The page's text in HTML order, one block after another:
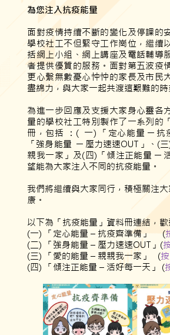
為您注入抗疫能量
面對疫情持續不斷的變化及停課的
學校社工不但緊守工作崗位，繼續
括網上小組、網上講座及電話輔導
者提供優質的服務。面對第五波疫
更心繫無數憂心忡忡的家長及市民
盡綿力，與大家一起共渡這艱難的時
為進一步回應及支援大家身心靈各
量的學校社工特別製作了一系列的
冊，包括 ：( 一) 「定心能量 ─ 抗
「強身能量 ─ 壓力速速OUT」、(
親我一家」及(四)「傾注正能量 ─
望能為大家注入不同的抗疫能量。
我們將繼續與大家同行，積極關注
康。
以下為「抗疫能量」資料冊連結，
(一) 「定心能量 – 抗疫齊準備」 (
(二) 「強身能量 – 壓力速速OUT」(
(三) 「愛的能量 – 親親我一家」 (
(四) 「傾注正能量 – 活好每一天」 (